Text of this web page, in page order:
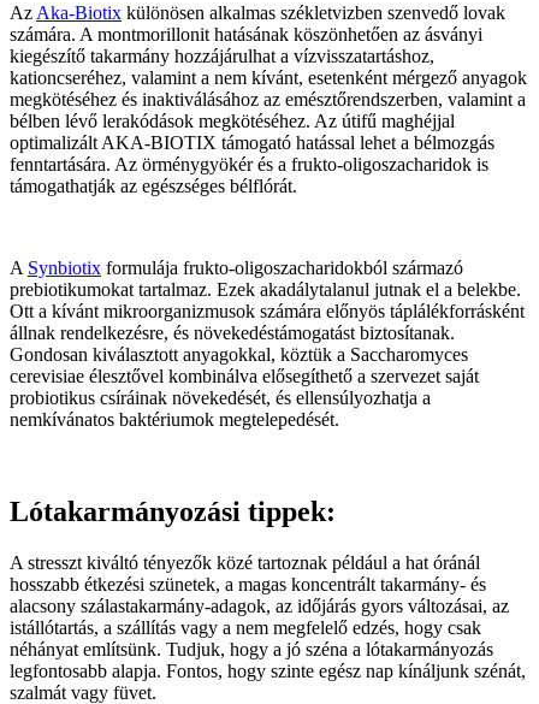
Az Aka-Biotix különösen alkalmas székletvizben szenvedő lovak
számára. A montmorillonit hatásának köszönhetően az ásványi
kiegészítő takarmány hozzájárulhat a vízvisszatartáshoz,
kationcseréhez, valamint a nem kívánt, esetenként mérgező anyagok
megkötéséhez és inaktiválásához az emésztőrendszerben, valamint a
bélben lévő lerakódások megkötéséhez. Az útifű maghéjjal
optimalizált AKA-BIOTIX támogató hatással lehet a bélmozgás
fenntartására. Az örménygyökér és a frukto-oligoszacharidok is
támogathatják az egészséges bélflórát.
A Synbiotix formulája frukto-oligoszacharidokból származó
prebiotikumokat tartalmaz. Ezek akadálytalanul jutnak el a belekbe.
Ott a kívánt mikroorganizmusok számára előnyös táplálékforrásként
állnak rendelkezésre, és növekedéstámogatást biztosítanak.
Gondosan kiválasztott anyagokkal, köztük a Saccharomyces
cerevisiae élesztővel kombinálva elősegíthető a szervezet saját
probiotikus csíráinak növekedését, és ellensúlyozhatja a
nemkívánatos baktériumok megtelepedését.
Lótakarmányozási tippek:
A stresszt kiváltó tényezők közé tartoznak például a hat óránál
hosszabb étkezési szünetek, a magas koncentrált takarmány- és
alacsony szálastakarmány-adagok, az időjárás gyors változásai, az
istállótartás, a szállítás vagy a nem megfelelő edzés, hogy csak
néhányat említsünk. Tudjuk, hogy a jó széna a lótakarmányozás
legfontosabb alapja. Fontos, hogy szinte egész nap kínáljunk szénát,
szalmát vagy füvet.